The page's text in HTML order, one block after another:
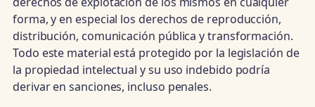
forma, y en especial los derechos de reproducción,
distribución, comunicación pública y transformación.
Todo este material está protegido por la legislación de
la propiedad intelectual y su uso indebido podría
derivar en sanciones, incluso penales.